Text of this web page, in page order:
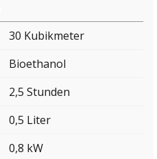
30 Kubikmeter
Bioethanol
2,5 Stunden
0,5 Liter
0,8 kW